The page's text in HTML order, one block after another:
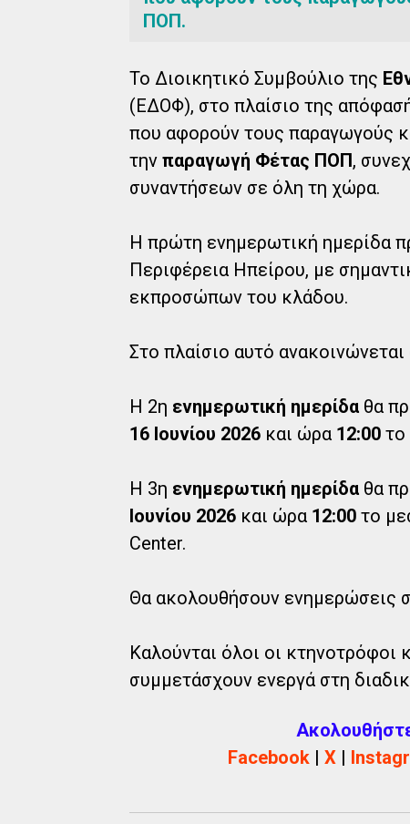
ΠΟΠ.
Το Διοικητικό Συμβούλιο της
(ΕΔΟΦ), στο πλαίσιο της
που αφορούν τους παραγωγούς
την παραγωγή Φέτας ΠΟΠ,
συναντήσεων σε όλη τη χώρα.
Η πρώτη ενημερωτική ημερίδα
Περιφέρεια Ηπείρου, με
εκπροσώπων του κλάδου.
Στο πλαίσιο αυτό ανακοινώνεται
Η 2η ενημερωτική ημερίδα θα
16 Ιουνίου 2026 και ώρα 12:00 το
Η 3η ενημερωτική ημερίδα θα
Ιουνίου 2026 και ώρα 12:00 το
Center.
Θα ακολουθήσουν ενημερώσεις
Καλούνται όλοι οι κτηνοτρόφοι
συμμετάσχουν ενεργά στη
Facebook| X|